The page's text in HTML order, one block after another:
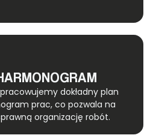
dokładny plan
prac, co pozwala na
organizację robót.